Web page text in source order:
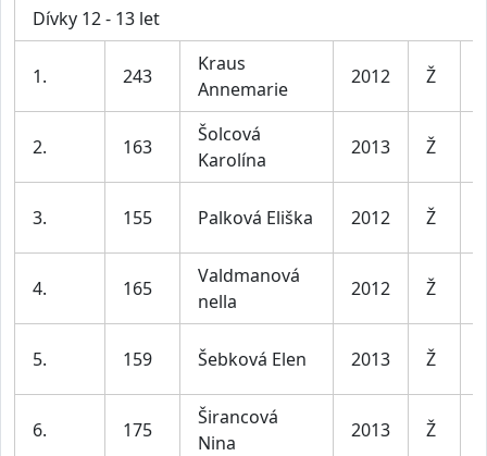
Dívky 12 - 13 let
1. 243
Kraus
Annemarie
2012 Ž
2. 163
Šolcová
Karolína
2013 Ž
3. 155 Palková Eliška 2012 Ž
4. 165
Valdmanová
nella
2012 Ž
5. 159 Šebková Elen 2013 Ž
6. 175
Širancová
Nina
2013 Ž